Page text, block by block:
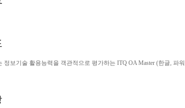
정보기술 활용능력을 객관적으로 평가하는 ITQ OA Master (한글, 파